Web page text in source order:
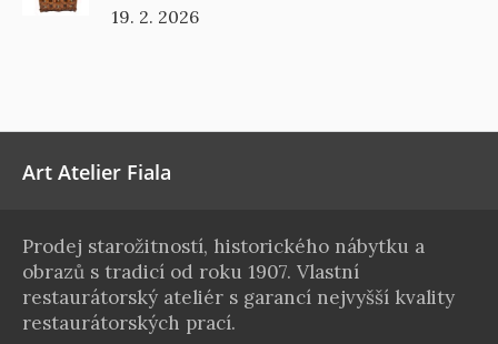
19. 2. 2026
Art Atelier Fiala
Prodej starožitností, historického nábytku a
obrazů s tradicí od roku 1907. Vlastní
restaurátorský ateliér s garancí nejvyšší kvality
restaurátorských prací.